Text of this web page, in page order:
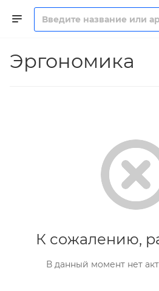
Эргономика
К сожалению,
В данный момент нет